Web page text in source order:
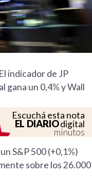
indicador de JP
gana un 0,4% y Wall
Escuchá esta nota
EL DIARIOdigital
minutos
S&P 500 (+0,1%)
sobre los 26.000